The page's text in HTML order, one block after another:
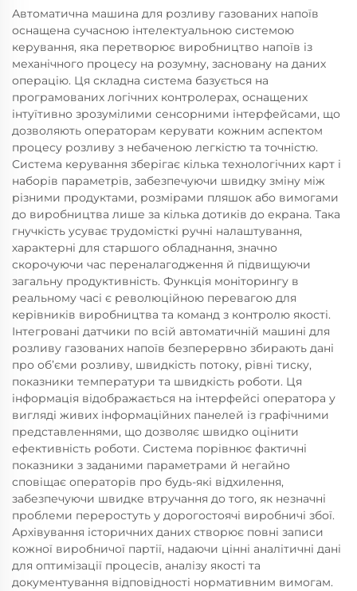
Автоматична машина для розливу газованих напоїв
оснащена сучасною інтелектуальною системою
керування, яка перетворює виробництво напоїв із
механічного процесу на розумну, засновану на даних
операцію. Ця складна система базується на
програмованих логічних контролерах, оснащених
інтуїтивно зрозумілими сенсорними інтерфейсами, що
дозволяють операторам керувати кожним аспектом
процесу розливу з небаченою легкістю та точністю.
Система керування зберігає кілька технологічних карт і
наборів параметрів, забезпечуючи швидку зміну між
різними продуктами, розмірами пляшок або вимогами
до виробництва лише за кілька дотиків до екрана. Така
гнучкість усуває трудомісткі ручні налаштування,
характерні для старшого обладнання, значно
скорочуючи час переналагодження й підвищуючи
загальну продуктивність. Функція моніторингу в
реальному часі є революційною перевагою для
керівників виробництва та команд з контролю якості.
Інтегровані датчики по всій автоматичній машині для
розливу газованих напоїв безперервно збирають дані
про об’єми розливу, швидкість потоку, рівні тиску,
показники температури та швидкість роботи. Ця
інформація відображається на інтерфейсі оператора у
вигляді живих інформаційних панелей із графічними
представленнями, що дозволяє швидко оцінити
ефективність роботи. Система порівнює фактичні
показники з заданими параметрами й негайно
сповіщає операторів про будь-які відхилення,
забезпечуючи швидке втручання до того, як незначні
проблеми переростуть у дорогостоячі виробничі збої.
Архівування історичних даних створює повні записи
кожної виробничої партії, надаючи цінні аналітичні дані
для оптимізації процесів, аналізу якості та
документування відповідності нормативним вимогам.